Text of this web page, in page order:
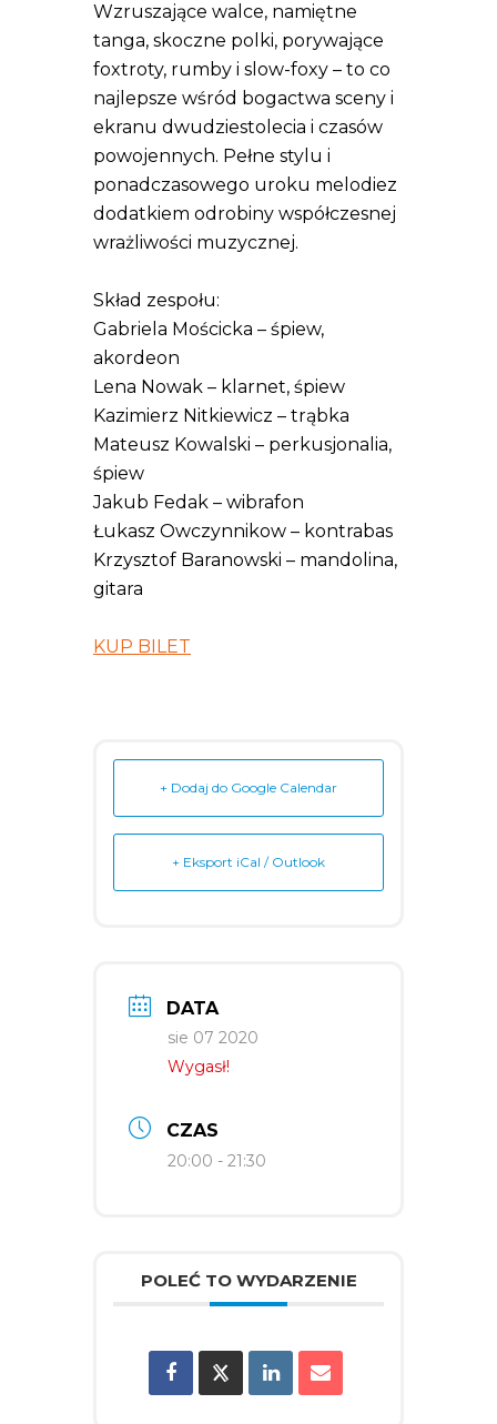
Wzruszające walce, namiętne
tanga, skoczne polki, porywające
foxtroty, rumby i slow-foxy – to co
najlepsze wśród bogactwa sceny i
ekranu dwudziestolecia i czasów
powojennych. Pełne stylu i
ponadczasowego uroku melodiez
dodatkiem odrobiny współczesnej
wrażliwości muzycznej.
Skład zespołu:
Gabriela Mościcka – śpiew,
akordeon
Lena Nowak – klarnet, śpiew
Kazimierz Nitkiewicz – trąbka
Mateusz Kowalski – perkusjonalia,
śpiew
Jakub Fedak – wibrafon
Łukasz Owczynnikow – kontrabas
Krzysztof Baranowski – mandolina,
gitara
KUP BILET
+ Dodaj do Google Calendar
+ Eksport iCal / Outlook
DATA
sie 07 2020
Wygasł!
CZAS
20:00 - 21:30
POLEĆ TO WYDARZENIE